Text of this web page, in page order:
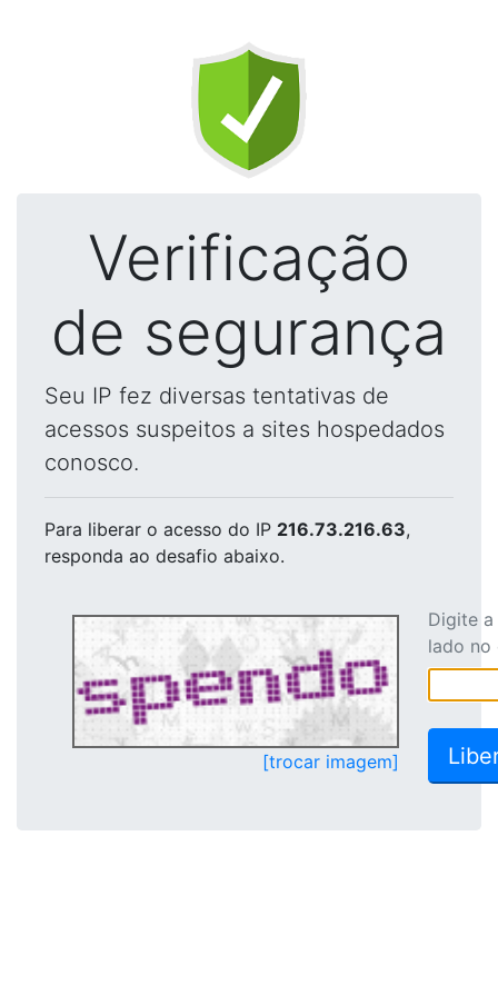
Verificação
de segurança
Seu IP fez diversas tentativas de
acessos suspeitos a sites hospedados
conosco.
Para liberar o acesso do IP 216.73.216.63,
responda ao desafio abaixo.
[trocar imagem]
Digite
lado no